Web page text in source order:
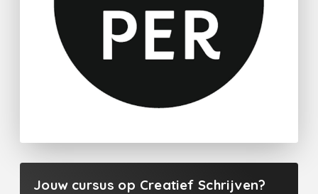
Jouw cursus op Creatief Schrijven?